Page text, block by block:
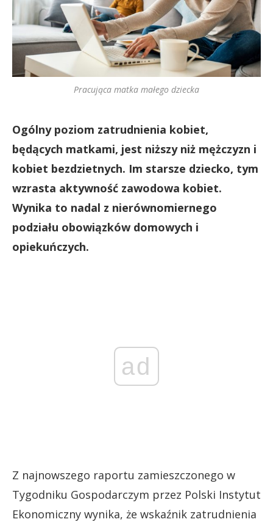
Pracująca matka małego dziecka
Ogólny poziom zatrudnienia kobiet,
będących matkami, jest niższy niż mężczyzn i
kobiet bezdzietnych. Im starsze dziecko, tym
wzrasta aktywność zawodowa kobiet.
Wynika to nadal z nierównomiernego
podziału obowiązków domowych i
opiekuńczych.
ad
Z najnowszego raportu zamieszczonego w
Tygodniku Gospodarczym przez Polski Instytut
Ekonomiczny wynika, że wskaźnik zatrudnienia